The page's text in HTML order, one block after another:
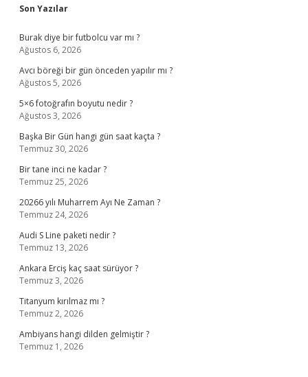
Sidebar
Son Yazılar
Burak diye bir futbolcu var mı ?
Ağustos 6, 2026
Avcı böreği bir gün önceden yapılır mı ?
Ağustos 5, 2026
5×6 fotoğrafın boyutu nedir ?
Ağustos 3, 2026
Başka Bir Gün hangi gün saat kaçta ?
Temmuz 30, 2026
Bir tane inci ne kadar ?
Temmuz 25, 2026
20266 yılı Muharrem Ayı Ne Zaman ?
Temmuz 24, 2026
Audi S Line paketi nedir ?
Temmuz 13, 2026
Ankara Erciş kaç saat sürüyor ?
Temmuz 3, 2026
Titanyum kırılmaz mı ?
Temmuz 2, 2026
Ambiyans hangi dilden gelmiştir ?
Temmuz 1, 2026